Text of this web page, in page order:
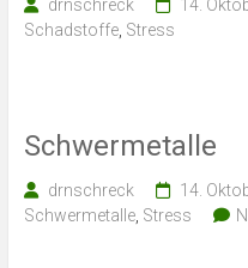
drnschreck 14.
Schadstoffe, Stress
Schwermetalle
drnschreck 14.
Schwermetalle, Stress